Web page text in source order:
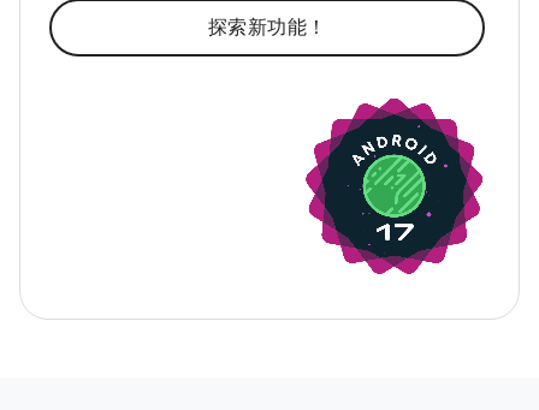
探索新功能！